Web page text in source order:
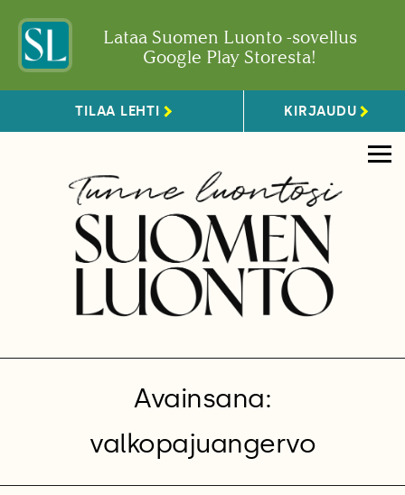
Lataa Suomen Luonto -sovellus
Google Play Storesta!
TILAA LEHTI KIRJAUDU
Avainsana:
valkopajuangervo